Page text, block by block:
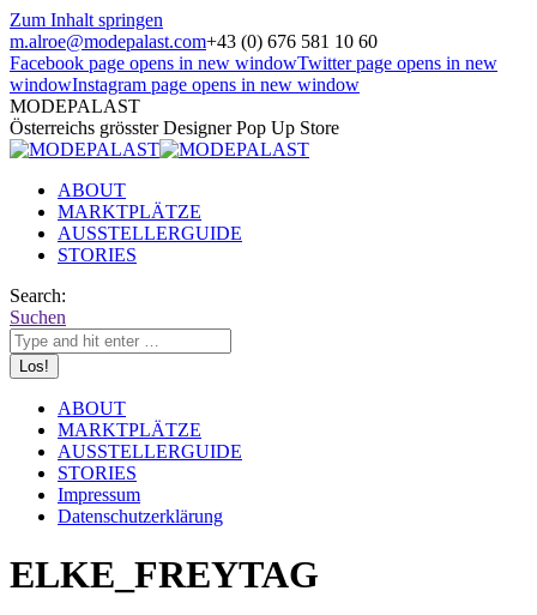
Zum Inhalt springen
m.alroe@modepalast.com+43 (0) 676 581 10 60
Facebook page opens in new windowTwitter page opens in new
windowInstagram page opens in new window
MODEPALAST
Österreichs grösster Designer Pop Up Store
ABOUT
MARKTPLÄTZE
AUSSTELLERGUIDE
STORIES
Search:
Suchen
ABOUT
MARKTPLÄTZE
AUSSTELLERGUIDE
STORIES
Impressum
Datenschutzerklärung
ELKE_FREYTAG